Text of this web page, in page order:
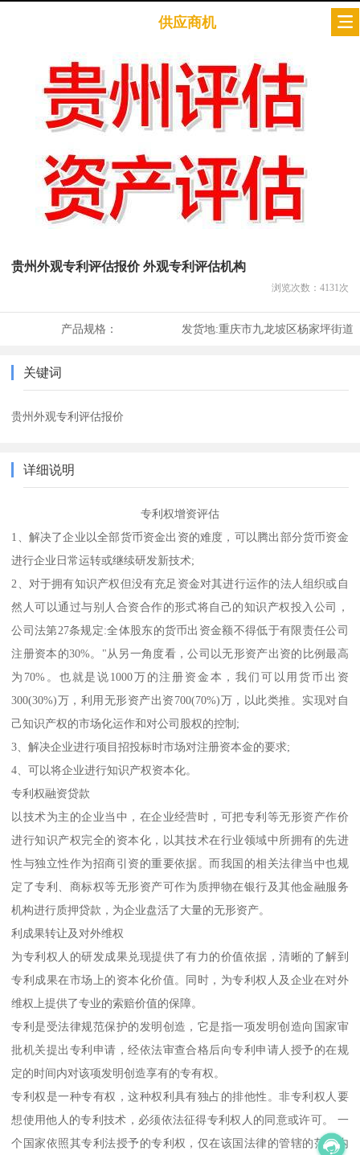
供应商机
贵州外观专利评估报价 外观专利评估机构
浏览次数： 4131 次
产品规格： 发货地:重庆市九龙坡区杨家坪街道
关键词
贵州外观专利评估报价
详细说明
专利权增资评估
1、解决了企业以全部货币资金出资的难度，可以腾出部分货币资金
进行企业日常运转或继续研发新技术;
2、对于拥有知识产权但没有充足资金对其进行运作的法人组织或自
然人可以通过与别人合资合作的形式将自己的知识产权投入公司，
公司法第27条规定:全体股东的货币出资金额不得低于有限责任公司
注册资本的30%。"从另一角度看，公司以无形资产出资的比例最高
为70%。也就是说1000万的注册资金本，我们可以用货币出资
300(30%)万，利用无形资产出资700(70%)万，以此类推。实现对自
己知识产权的市场化运作和对公司股权的控制;
3、解决企业进行项目招投标时市场对注册资本金的要求;
4、可以将企业进行知识产权资本化。
专利权融资贷款
以技术为主的企业当中，在企业经营时，可把专利等无形资产作价
进行知识产权完全的资本化，以其技术在行业领域中所拥有的先进
性与独立性作为招商引资的重要依据。而我国的相关法律当中也规
定了专利、商标权等无形资产可作为质押物在银行及其他金融服务
机构进行质押贷款，为企业盘活了大量的无形资产。
利成果转让及对外维权
为专利权人的研发成果兑现提供了有力的价值依据，清晰的了解到
专利成果在市场上的资本化价值。同时，为专利权人及企业在对外
维权上提供了专业的索赔价值的保障。
专利是受法律规范保护的发明创造，它是指一项发明创造向国家审
批机关提出专利申请，经依法审查合格后向专利申请人授予的在规
定的时间内对该项发明创造享有的专有权。
专利权是一种专有权，这种权利具有独占的排他性。非专利权人要
想使用他人的专利技术，必须依法征得专利权人的同意或许可。 一
个国家依照其专利法授予的专利权，仅在该国法律的管辖的范围内